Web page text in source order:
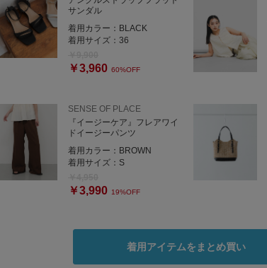
サンダル
着用カラー： BLACK
着用サイズ： 36
￥3,960 60%OFF
SENSE OF PLACE
『イージーケア』フレアワイ
ドイージーパンツ
着用カラー： BROWN
着用サイズ： S
￥3,990 19%OFF
着用アイテムをまとめ買い